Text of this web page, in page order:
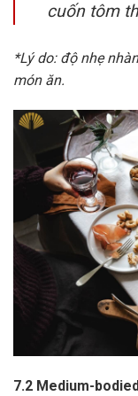
cuốn tôm
*Lý do: độ nhẹ
món ăn.
7.2 Medium-